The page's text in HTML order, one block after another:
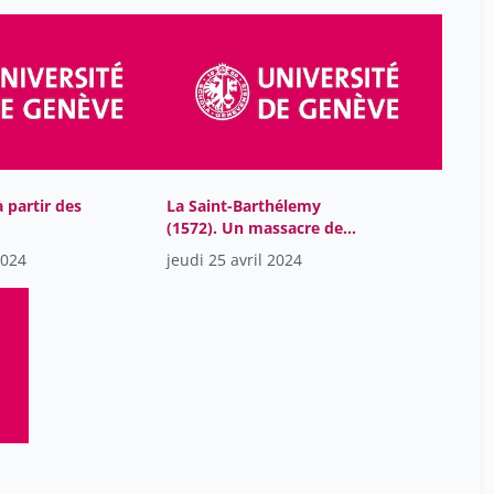
Kaiser Stefan 5
Keese Alexander 28
Leclerc Jean 28
Leclerc Lucien
Leuba Audrey
collectives
partir des
La Saint-Barthélemy
(1572). Un massacre de
rue?
jeudi 25 avril 2024